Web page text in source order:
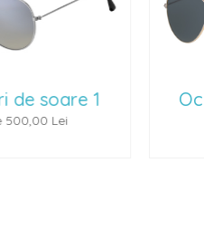
Ochelari de soare 2
Peste 500,00 Lei